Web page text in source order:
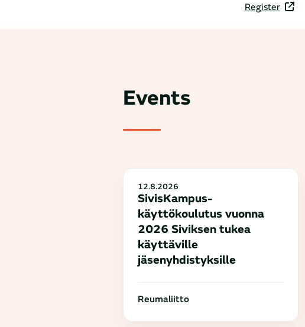
Register
Events
12.8.2026
SivisKampus-
käyttökoulutus vuonna
2026 Siviksen tukea
käyttäville
jäsenyhdistyksille
Reumaliitto